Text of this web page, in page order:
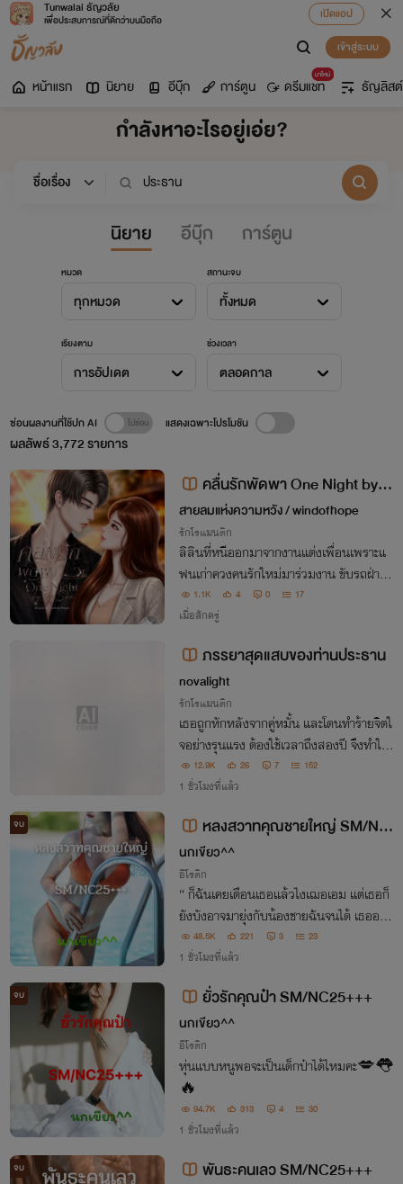
Tunwalai ธัญวลัย
เพื่อประสบการณ์ที่ดีกว่าบนมือถือ
เปิดแอป
เข้าสู่ระบบ
หน้าแรก นิยาย อีบุ๊ก การ์ตูน
มาใหม่
ดรีมแชท ธัญลิสต์
กำลังหาอะไรอยู่เอ่ย?
นิยาย อีบุ๊ก การ์ตูน
หมวด
ทุกหมวด
สถานะจบ
ทั้งหมด
เรียงตาม
การอัปเดต
ช่วงเวลา
ตลอดกาล
ผลลัพธ์3,772รายการ
ซ่อนผลงานที่ใช้ปก AI แสดงเฉพาะโปรโมชัน
คลื่นรักพัดพา One Night by th
e Sea
สายลมแห่งความหวัง / windofhope
รักโรแมนติก
ลิลินที่หนีออกมาจากงานแต่งเพื่อนเพราะแ
ฟนเก่าควงคนรักใหม่มาร่วมงาน ขับรถฝ่าสา
ยฝนจนมาพบกับรีสอร์ทแห่งหนึ่งริมทะเล แ
ละได้พบเจอกับผู้ชายคนหนึ่ง ที่ถูกคู่หมั้นทิ้งไ
1.1K 4 0 17
เมื่อสักครู่
ภรรยาสุดแสบของท่านประธาน
novalight
รักโรแมนติก
เธอถูกหักหลังจากคู่หมั้น และโดนทำร้ายจิตใ
จอย่างรุนแรง ต้องใช้เวลาถึงสองปี จึงทำให้เ
ธอตาสว่างบททดสอบกำลังจะเข้ามา ความวุ่
นวายกำลังจะเริ่มต้น และดราม่ากำลังจะบังเ
12.9K 26 7 152
1 ชั่วโมงที่แล้ว
จบ
หลงสวาทคุณชายใหญ่ SM/NC
25+++
นกเขียว^^
อีโรติก
“ ก็ฉันเคยเตือนเธอแล้วไงเฌอเอม แต่เธอก็
ยังบังอาจมายุ่งกับน้องชายฉันจนได้ เธออยา
กตายคา X*ย ฉันนักใช่มั้ย!? ” “ คะ!? ….น
ะ….นี่คุณใหญ่เห็น…. ” “ เออ!! ถ้าคันมากนั
ก เดี๋ยวฉันจะสนองให้เธอเอง ” “ หา!! ”
48.5K 221 3 23
1 ชั่วโมงที่แล้ว
จบ ยั่วรักคุณป๋า SM/NC25+++
นกเขียว^^
อีโรติก
หุ่นแบบหนูพอจะเป็นเด็กป๋าได้ไหมคะ💋👅
🔥
94.7K 313 4 30
1 ชั่วโมงที่แล้ว
จบ พันธะคนเลว SM/NC25+++